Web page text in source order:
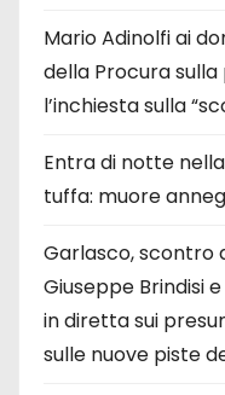
Mario Adinolfi ai
della Procura
l’inchiesta sulla
Entra di notte
tuffa: muore
Garlasco, scontro
Giuseppe Brindisi
in diretta sui
sulle nuove piste